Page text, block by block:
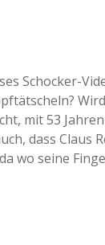
Schocker-
mit 53
dass Claus
wo seine